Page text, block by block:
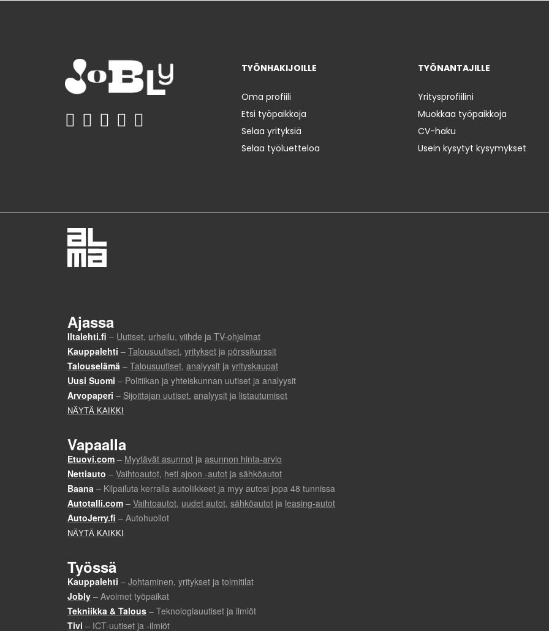
TYÖNHAKIJOILLE
Oma profiili
Etsi työpaikkoja
Selaa yrityksiä
Selaa työluetteloa
TYÖNANTAJILLE
Yritysprofiilini
Muokkaa työpaikkoja
CV-haku
Usein kysytyt kysymykset